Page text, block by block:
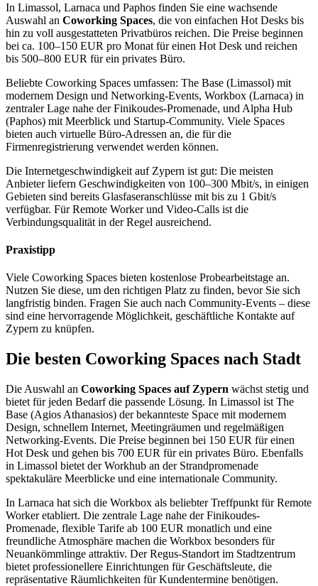
In Limassol, Larnaca und Paphos finden Sie eine wachsende
Auswahl an Coworking Spaces, die von einfachen Hot Desks bis
hin zu voll ausgestatteten Privatbüros reichen. Die Preise beginnen
bei ca. 100–150 EUR pro Monat für einen Hot Desk und reichen
bis 500–800 EUR für ein privates Büro.
Beliebte Coworking Spaces umfassen: The Base (Limassol) mit
modernem Design und Networking-Events, Workbox (Larnaca) in
zentraler Lage nahe der Finikoudes-Promenade, und Alpha Hub
(Paphos) mit Meerblick und Startup-Community. Viele Spaces
bieten auch virtuelle Büro-Adressen an, die für die
Firmenregistrierung verwendet werden können.
Die Internetgeschwindigkeit auf Zypern ist gut: Die meisten
Anbieter liefern Geschwindigkeiten von 100–300 Mbit/s, in einigen
Gebieten sind bereits Glasfaseranschlüsse mit bis zu 1 Gbit/s
verfügbar. Für Remote Worker und Video-Calls ist die
Verbindungsqualität in der Regel ausreichend.
Praxistipp
Viele Coworking Spaces bieten kostenlose Probearbeitstage an.
Nutzen Sie diese, um den richtigen Platz zu finden, bevor Sie sich
langfristig binden. Fragen Sie auch nach Community-Events – diese
sind eine hervorragende Möglichkeit, geschäftliche Kontakte auf
Zypern zu knüpfen.
Die besten Coworking Spaces nach Stadt
Die Auswahl an Coworking Spaces auf Zypern wächst stetig und
bietet für jeden Bedarf die passende Lösung. In Limassol ist The
Base (Agios Athanasios) der bekannteste Space mit modernem
Design, schnellem Internet, Meetingräumen und regelmäßigen
Networking-Events. Die Preise beginnen bei 150 EUR für einen
Hot Desk und gehen bis 700 EUR für ein privates Büro. Ebenfalls
in Limassol bietet der Workhub an der Strandpromenade
spektakuläre Meerblicke und eine internationale Community.
In Larnaca hat sich die Workbox als beliebter Treffpunkt für Remote
Worker etabliert. Die zentrale Lage nahe der Finikoudes-
Promenade, flexible Tarife ab 100 EUR monatlich und eine
freundliche Atmosphäre machen die Workbox besonders für
Neuankömmlinge attraktiv. Der Regus-Standort im Stadtzentrum
bietet professionellere Einrichtungen für Geschäftsleute, die
repräsentative Räumlichkeiten für Kundentermine benötigen.